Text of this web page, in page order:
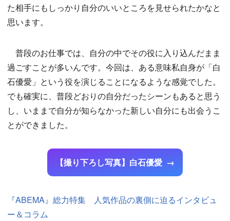
た相手にもしっかり自分のいいところを見せられたかなと
思います。
普段のお仕事では、自分の中でその役に入り込んだまま
過ごすことが多いんです。今回は、ある意味私自身が「白
石優愛」という役を演じることになるような感覚でした。
でも確実に、普段どおりの自分だったシーンもあると思う
し、いままで自分が知らなかった新しい自分にも出会うこ
とができました。
【撮り下ろし写真】白石優愛
『ABEMA』総力特集 人気作品の裏側に迫るインタビュ
ー＆コラム